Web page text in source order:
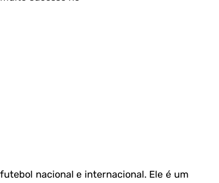
futebol nacional e internacional. Ele é um